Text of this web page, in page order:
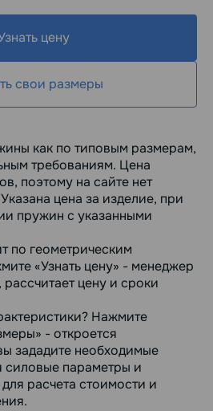
цену
свои размеры
как по типовым размерам,
требованиям. Цена
поэтому на сайте нет
цена за изделие, при
пружин с указанными
по геометрическим
«Узнать цену» - менеджер
рассчитает цену и сроки
Нажмите
- откроется
зададите необходимые
силовые параметры и
расчета стоимости и